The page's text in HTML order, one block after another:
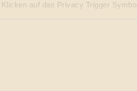
auf das Privacy Trigger
würden wir auch gerne:
aktives Scannen nach bestimmten